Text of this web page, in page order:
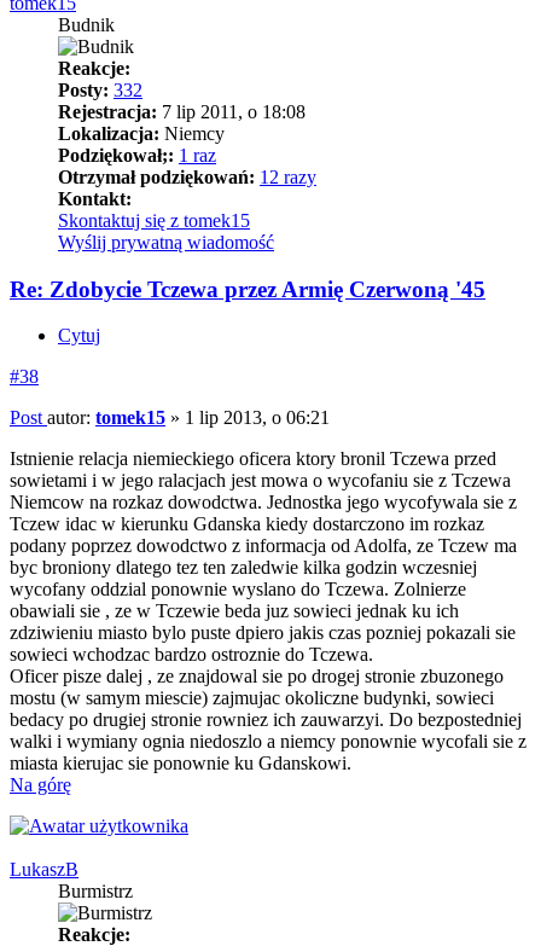
Budnik
Reakcje:
Posty: 332
Rejestracja: 7 lip 2011, o 18:08
Lokalizacja: Niemcy
Podziękował;: 1 raz
Otrzymał podziękowań: 12 razy
Kontakt:
Skontaktuj się z tomek15
Wyślij prywatną wiadomość
Re: Zdobycie Tczewa przez Armię Czerwoną '45
Cytuj
#38
Post autor: tomek15 » 1 lip 2013, o 06:21
Istnienie relacja niemieckiego oficera ktory bronil Tczewa przed
sowietami i w jego ralacjach jest mowa o wycofaniu sie z Tczewa
Niemcow na rozkaz dowodctwa. Jednostka jego wycofywala sie z
Tczew idac w kierunku Gdanska kiedy dostarczono im rozkaz
podany poprzez dowodctwo z informacja od Adolfa, ze Tczew ma
byc broniony dlatego tez ten zaledwie kilka godzin wczesniej
wycofany oddzial ponownie wyslano do Tczewa. Zolnierze
obawiali sie , ze w Tczewie beda juz sowieci jednak ku ich
zdziwieniu miasto bylo puste dpiero jakis czas pozniej pokazali sie
sowieci wchodzac bardzo ostroznie do Tczewa.
Oficer pisze dalej , ze znajdowal sie po drogej stronie zbuzonego
mostu (w samym miescie) zajmujac okoliczne budynki, sowieci
bedacy po drugiej stronie rowniez ich zauwarzyi. Do bezpostedniej
walki i wymiany ognia niedoszlo a niemcy ponownie wycofali sie z
miasta kierujac sie ponownie ku Gdanskowi.
Na górę
LukaszB
Burmistrz
Reakcje: